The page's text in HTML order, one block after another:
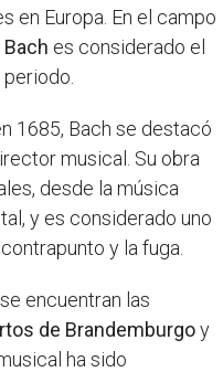
en Europa. En el campo
es considerado el
1685, Bach se destacó
musical. Su obra
desde la música
y es considerado uno
y la fuga.
encuentran las
de Brandemburgoy
ha sido